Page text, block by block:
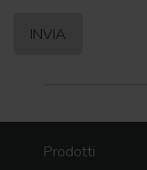
Prodotti